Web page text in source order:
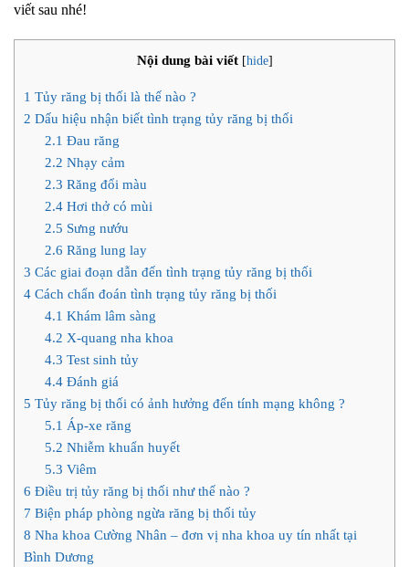
viết sau nhé!
Nội dung bài viết [hide]
1 Tủy răng bị thối là thế nào ?
2 Dấu hiệu nhận biết tình trạng tủy răng bị thối
2.1 Đau răng
2.2 Nhạy cảm
2.3 Răng đổi màu
2.4Hơi thở có mùi
2.5 Sưng nướu
2.6 Răng lung lay
3 Các giai đoạn dẫn đến tình trạng tủy răng bị thối
4 Cách chẩn đoán tình trạng tủy răng bị thối
4.1 Khám lâm sàng
4.2 X‑quang nha khoa
4.3 Test sinh tủy
4.4Đánh giá
5 Tủy răng bị thối có ảnh hưởng đến tính mạng không ?
5.1 Áp‑xe răng
5.2 Nhiễm khuẩn huyết
5.3 Viêm
6 Điều trị tủy răng bị thối như thế nào ?
7 Biện pháp phòng ngừa răng bị thối tủy
8 Nha khoa Cường Nhân – đơn vị nha khoa uy tín nhất tại
Bình Dương